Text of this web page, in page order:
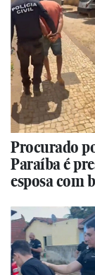
Procurado
Paraíba é
esposa com